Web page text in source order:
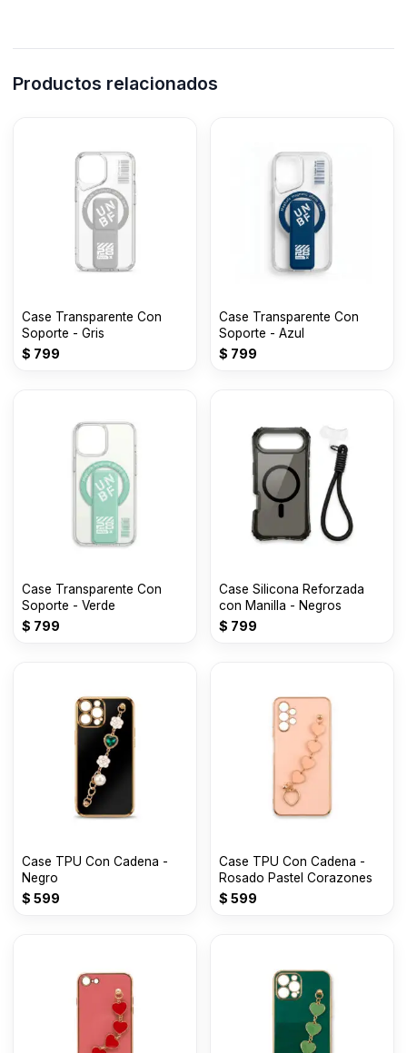
Productos relacionados
Case Transparente Con
Soporte - Gris
$ 799
Case Transparente Con
Soporte - Azul
$ 799
Case Transparente Con
Soporte - Verde
$ 799
Case Silicona Reforzada
con Manilla - Negros
$ 799
Case TPU Con Cadena -
Negro
$ 599
Case TPU Con Cadena -
Rosado Pastel Corazones
$ 599